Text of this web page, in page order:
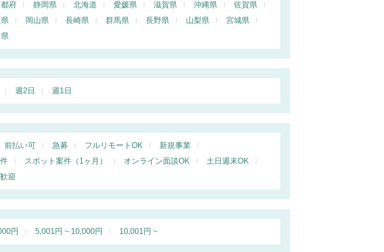
府 静岡県 北海道 愛媛県 滋賀県 沖縄県
佐賀県
岡山県 長崎県 群馬県 長野県 山梨県
宮城県
週2日 週1日
前払い可 急募 フルリモートOK
新規事業
スポット案件（1ヶ月） オンライン面談OK
土日週末OK
迎
円 5,001円 ~ 10,000円 10,001円 ~